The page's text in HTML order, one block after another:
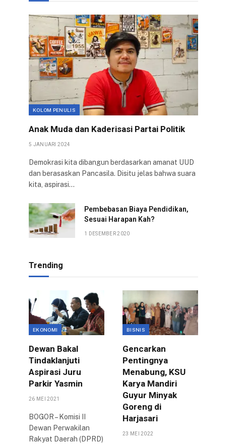
KOLOM PENULIS
Anak Muda dan Kaderisasi Partai Politik
5 JANUARI 2024
Demokrasi kita dibangun berdasarkan amanat UUD
dan berasaskan Pancasila. Disitu jelas bahwa suara
kita, aspirasi…
Pembebasan Biaya Pendidikan,
Sesuai Harapan Kah?
1 DESEMBER 2020
Trending
EKONOMI
Dewan Bakal
Tindaklanjuti
Aspirasi Juru
Parkir Yasmin
26 MEI 2021
BOGOR – Komisi II
Dewan Perwakilan
Rakyat Daerah (DPRD)
BISNIS
Gencarkan
Pentingnya
Menabung, KSU
Karya Mandiri
Guyur Minyak
Goreng di
Harjasari
23 MEI 2022